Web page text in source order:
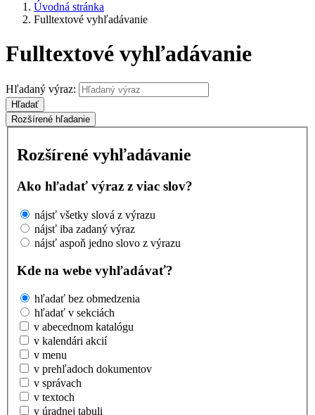
Úvodná stránka
Fulltextové vyhľadávanie
Fulltextové vyhľadávanie
Hľadaný výraz:
Hľadať
Rozšírené hľadanie
Rozšírené vyhľadávanie
Ako hľadať výraz z viac slov?
nájsť všetky slová z výrazu
nájsť iba zadaný výraz
nájsť aspoň jedno slovo z výrazu
Kde na webe vyhľadávať?
hľadať bez obmedzenia
hľadať v sekciách
v abecednom katalógu
v kalendári akcií
v menu
v prehľadoch dokumentov
v správach
v textoch
v úradnej tabuli